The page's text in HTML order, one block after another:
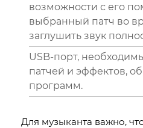
возможности с его
выбранный патч во
заглушить звук
USB-порт,
патчей и эффектов,
программ.
Для музыканта важно,